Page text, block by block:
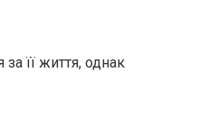
її життя, однак